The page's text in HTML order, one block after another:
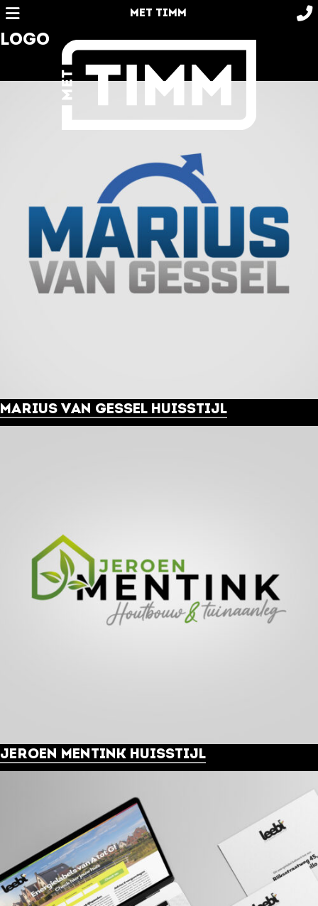
MET TIMM
LOGO
MARIUS VAN GESSEL HUISSTIJL
JEROEN MENTINK HUISSTIJL